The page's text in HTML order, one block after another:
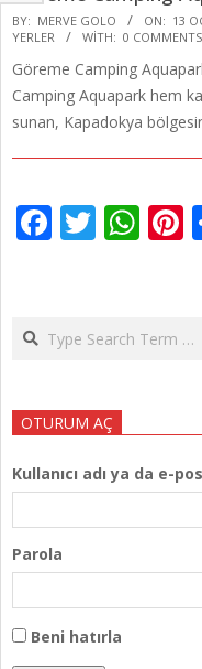
2026-
01-
13
BY: MERVE GOLO ON: 13
YERLER
WITH: 0 COMMENTS
Göreme Camping
Camping Aquapark hem
sunan, Kapadokya
Search
OTURUM AÇ
Kullanıcı adı ya da e-
Parola
Beni hatırla